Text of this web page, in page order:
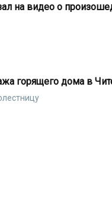
на видео о
горящего дома в